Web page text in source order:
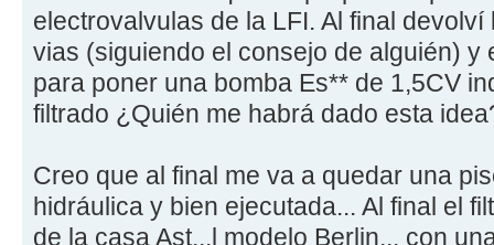
electrovalvulas de la LFI. Al final
vias (siguiendo el consejo de alguién) y
para poner una bomba Es** de 1,5CV
filtrado ¿Quién me habrá dado esta
Creo que al final me va a quedar una
hidráulica y bien ejecutada... Al final el
de la casa Ast...l modelo Berlin... con